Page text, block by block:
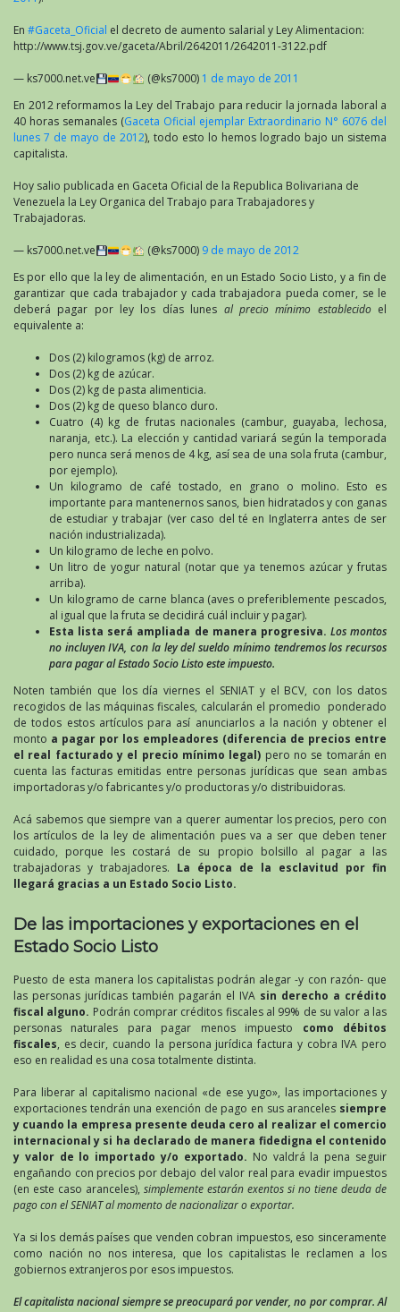
En #Gaceta_Oficial el decreto de aumento salarial y Ley Alimentacion:
http://www.tsj.gov.ve/gaceta/Abril/2642011/2642011-3122.pdf
— ks7000.net.ve (@ks7000) 1 de mayo de 2011
En 2012 reformamos la Ley del Trabajo para reducir la jornada laboral a
40 horas semanales (Gaceta Oficial ejemplar Extraordinario N° 6076 del
lunes 7 de mayo de 2012), todo esto lo hemos logrado bajo un sistema
capitalista.
Hoy salio publicada en Gaceta Oficial de la Republica Bolivariana de
Venezuela la Ley Organica del Trabajo para Trabajadores y
Trabajadoras.
— ks7000.net.ve (@ks7000) 9 de mayo de 2012
Es por ello que la ley de alimentación, en un Estado Socio Listo, y a fin de
garantizar que cada trabajador y cada trabajadora pueda comer, se le
deberá pagar por ley los días lunes al precio mínimo establecidoel
equivalente a:
Dos (2) kilogramos (kg) de arroz.
Dos (2) kg de azúcar.
Dos (2) kg de pasta alimenticia.
Dos (2) kg de queso blanco duro.
Cuatro (4) kg de frutas nacionales (cambur, guayaba, lechosa,
naranja, etc.). La elección y cantidad variará según la temporada
pero nunca será menos de 4 kg, así sea de una sola fruta (cambur,
por ejemplo).
Un kilogramo de café tostado, en grano o molino. Esto es
importante para mantenernos sanos, bien hidratados y con ganas
de estudiar y trabajar (ver caso del té en Inglaterra antes de ser
nación industrializada).
Un kilogramo de leche en polvo.
Un litro de yogur natural (notar que ya tenemos azúcar y frutas
arriba).
Un kilogramo de carne blanca (aves o preferiblemente pescados,
al igual que la fruta se decidirá cuál incluir y pagar).
Esta lista será ampliada de manera progresiva. Los montos
no incluyen IVA, con la ley del sueldo mínimo tendremos los recursos
para pagar al Estado Socio Listo este impuesto.
Noten también que los día viernes el SENIAT y el BCV, con los datos
recogidos de las máquinas fiscales, calcularán el promedio ponderado
de todos estos artículos para así anunciarlos a la nación y obtener el
monto a pagar por los empleadores (diferencia de precios entre
el real facturado y el precio mínimo legal) pero no se tomarán en
cuenta las facturas emitidas entre personas jurídicas que sean ambas
importadoras y/o fabricantes y/o productoras y/o distribuidoras.
Acá sabemos que siempre van a querer aumentar los precios, pero con
los artículos de la ley de alimentación pues va a ser que deben tener
cuidado, porque les costará de su propio bolsillo al pagar a las
trabajadoras y trabajadores. La época de la esclavitud por fin
llegará gracias a un Estado Socio Listo.
De las importaciones y exportaciones en el
Estado Socio Listo
Puesto de esta manera los capitalistas podrán alegar -y con razón- que
las personas jurídicas también pagarán el IVA sin derecho a crédito
fiscal alguno. Podrán comprar créditos fiscales al 99% de su valor a las
personas naturales para pagar menos impuesto como débitos
fiscales, es decir, cuando la persona jurídica factura y cobra IVA pero
eso en realidad es una cosa totalmente distinta.
Para liberar al capitalismo nacional «de ese yugo», las importaciones y
exportaciones tendrán una exención de pago en sus aranceles siempre
y cuando la empresa presente deuda cero al realizar el comercio
internacional y si ha declarado de manera fidedigna el contenido
y valor de lo importado y/o exportado. No valdrá la pena seguir
engañando con precios por debajo del valor real para evadir impuestos
(en este caso aranceles), simplemente estarán exentos si no tiene deuda de
pago con el SENIAT al momento de nacionalizar o exportar.
Ya si los demás países que venden cobran impuestos, eso sinceramente
como nación no nos interesa, que los capitalistas le reclamen a los
gobiernos extranjeros por esos impuestos.
El capitalista nacional siempre se preocupará por vender, no por comprar. Al